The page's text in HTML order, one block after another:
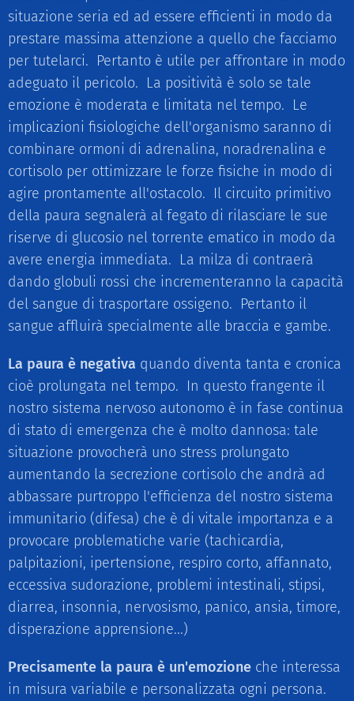
situazione seria ed ad essere efficienti in modo da
prestare massima attenzione a quello che facciamo
per tutelarci. Pertanto è utile per affrontare in modo
adeguato il pericolo. La positività è solo se tale
emozione è moderata e limitata nel tempo. Le
implicazioni fisiologiche dell'organismo saranno di
combinare ormoni di adrenalina, noradrenalina e
cortisolo per ottimizzare le forze fisiche in modo di
agire prontamente all'ostacolo. Il circuito primitivo
della paura segnalerà al fegato di rilasciare le sue
riserve di glucosio nel torrente ematico in modo da
avere energia immediata. La milza di contraerà
dando globuli rossi che incrementeranno la capacità
del sangue di trasportare ossigeno. Pertanto il
sangue affluirà specialmente alle braccia e gambe.
La paura è negativa quando diventa tanta e cronica
cioè prolungata nel tempo. In questo frangente il
nostro sistema nervoso autonomo è in fase continua
di stato di emergenza che è molto dannosa: tale
situazione provocherà uno stress prolungato
aumentando la secrezione cortisolo che andrà ad
abbassare purtroppo l'efficienza del nostro sistema
immunitario (difesa) che è di vitale importanza e a
provocare problematiche varie (tachicardia,
palpitazioni, ipertensione, respiro corto, affannato,
eccessiva sudorazione, problemi intestinali, stipsi,
diarrea, insonnia, nervosismo, panico, ansia, timore,
disperazione apprensione...)
Precisamente la paura è un'emozione che interessa
in misura variabile e personalizzata ogni persona.